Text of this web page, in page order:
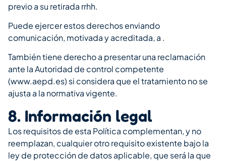
previo a su retirada rrhh.
Puede ejercer estos derechos enviando
comunicación, motivada y acreditada, a .
También tiene derecho a presentar una reclamación
ante la Autoridad de control competente
(www.aepd.es) si considera que el tratamiento no se
ajusta a la normativa vigente.
8. Información legal
Los requisitos de esta Política complementan, y no
reemplazan, cualquier otro requisito existente bajo la
ley de protección de datos aplicable, que será la que